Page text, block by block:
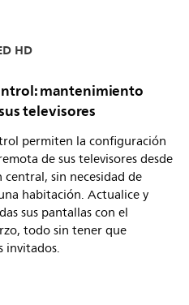
HD
mantenimiento
televisores
permiten la configuración
de sus televisores desde
sin necesidad de
habitación. Actualice y
sus pantallas con el
todo sin tener que
invitados.